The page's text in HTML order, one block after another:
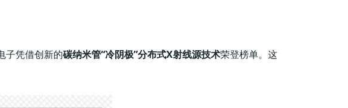
子凭借创新的碳纳米管“冷阴极”分布式X射线源技术荣登榜单。这